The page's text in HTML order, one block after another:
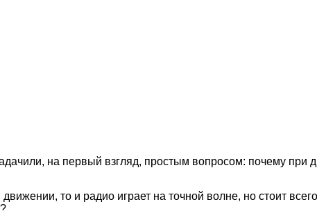
на первый взгляд, простым вопросом: почему
то и радио играет на точной волне, но стоит